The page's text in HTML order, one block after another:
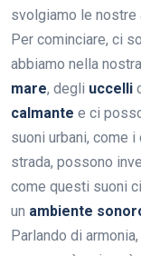
svolgiamo le nostre
Per cominciare, ci
abbiamo nella
mare, degli uccelli
calmante e ci
suoni urbani, come
strada, possono
come questi suoni
un ambiente
Parlando di